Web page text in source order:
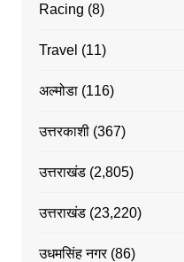
Racing (8)
Travel (11)
अल्मोडा(116)
उत्तरकाशी(367)
उत्तराखंड(2,805)
उत्तराखंड(23,220)
उधमसिंह नगर(86)